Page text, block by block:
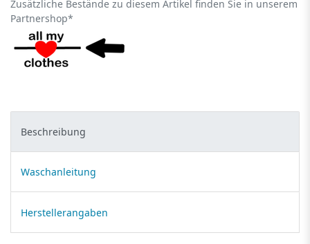
Zusätzliche Bestände zu diesem Artikel finden Sie in unserem
Partnershop*
Beschreibung
Waschanleitung
Herstellerangaben